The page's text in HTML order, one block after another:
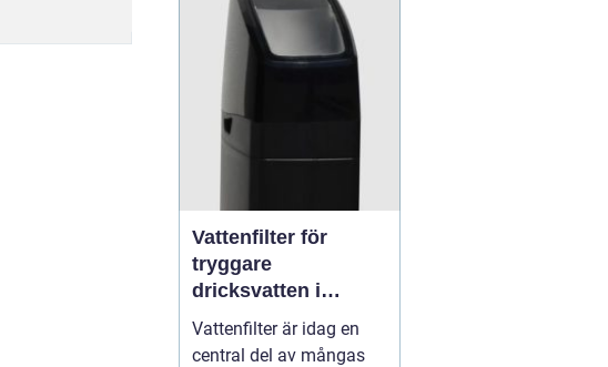
En av de mest effektiva
och este...
Vattenfilter för
tryggare
dricksvatten i
vardagen
Vattenfilter är idag en
central del av mångas